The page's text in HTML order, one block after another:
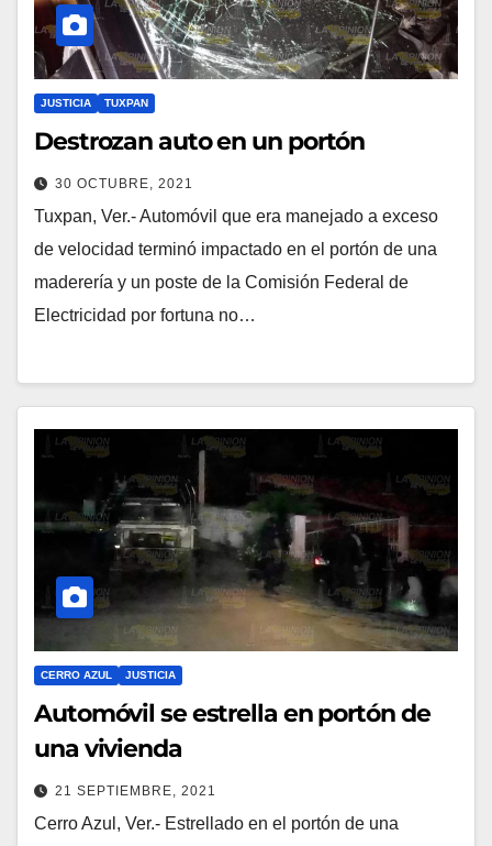
JUSTICIA TUXPAN
Destrozan auto en un portón
30 OCTUBRE, 2021
Tuxpan, Ver.- Automóvil que era manejado a exceso
de velocidad terminó impactado en el portón de una
maderería y un poste de la Comisión Federal de
Electricidad por fortuna no…
CERRO AZUL JUSTICIA
Automóvil se estrella en portón de
una vivienda
21 SEPTIEMBRE, 2021
Cerro Azul, Ver.- Estrellado en el portón de una